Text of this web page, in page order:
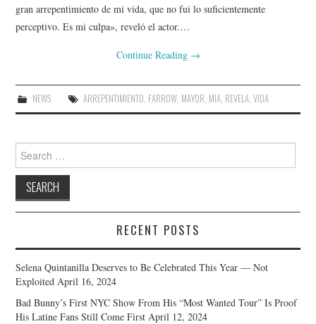
gran arrepentimiento de mi vida, que no fui lo suficientemente
perceptivo. Es mi culpa», reveló el actor.…
Continue Reading →
NEWS ARREPENTIMIENTO, FARROW, MAYOR, MIA, REVELA, VIDA
Search
for:
RECENT POSTS
Selena Quintanilla Deserves to Be Celebrated This Year — Not
Exploited April 16, 2024
Bad Bunny’s First NYC Show From His “Most Wanted Tour” Is Proof
His Latine Fans Still Come First April 12, 2024